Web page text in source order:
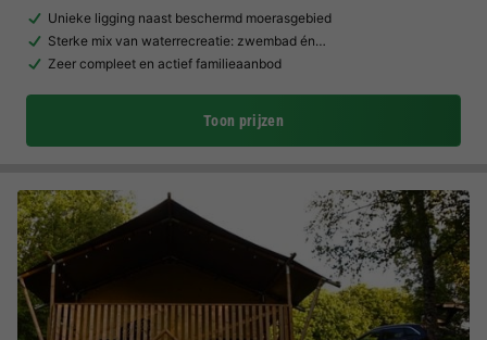
Unieke ligging naast beschermd moerasgebied
Sterke mix van waterrecreatie: zwembad én…
Zeer compleet en actief familieaanbod
Toon prijzen